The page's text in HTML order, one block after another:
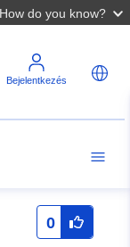
How do you know?
Bejelentkezés
0